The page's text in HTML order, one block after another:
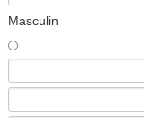
Masculin